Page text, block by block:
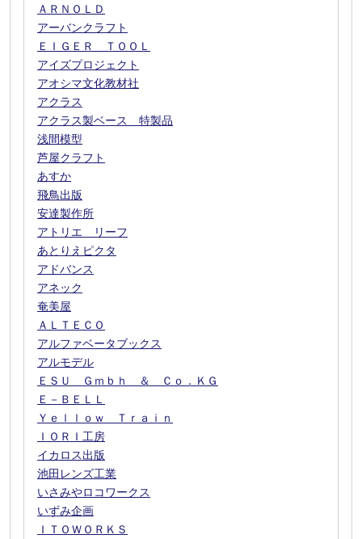
ＡＲＮＯＬＤ
アーバンクラフト
ＥＩＧＥＲ ＴＯＯＬ
アイズプロジェクト
アオシマ文化教材社
アクラス
アクラス製ベース 特製品
浅間模型
芦屋クラフト
あすか
飛鳥出版
安達製作所
アトリエ リーフ
あとりえピクタ
アドバンス
アネック
奄美屋
ＡＬＴＥＣＯ
アルファベータブックス
アルモデル
ＥＳＵ Ｇｍｂｈ ＆ Ｃｏ．ＫＧ
Ｅ－ＢＥＬＬ
Ｙｅｌｌｏｗ Ｔｒａｉｎ
ＩＯＲＩ工房
イカロス出版
池田レンズ工業
いさみやロコワークス
いずみ企画
ＩＴＯＷＯＲＫＳ